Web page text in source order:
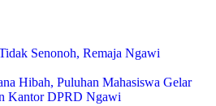
Senonoh, Remaja Ngawi
Hibah, Puluhan Mahasiswa Gelar
Kantor DPRD Ngawi